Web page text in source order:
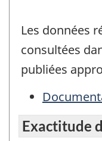
Les données
consultées
publiées
Exactitude